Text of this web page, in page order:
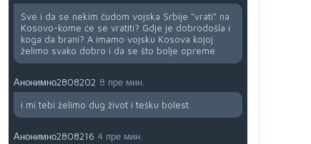
Sve i da se nekim čudom vojska Srbije "vrati" na
Kosovo-kome će se vratiti? Gdje je dobrodošla i
koga da brani? A imamo vojsku Kosova kojoj
želimo svako dobro i da se što bolje opreme
Анонимно2808202 8 пре мин.
i mi tebi želimo dug život i tešku bolest
Анонимно2808216 4 пре мин.